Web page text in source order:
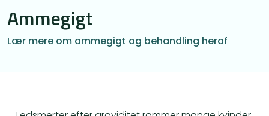
Ammegigt
Lær mere om ammegigt og behandling heraf